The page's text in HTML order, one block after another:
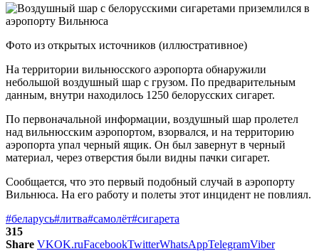
Фото из открытых источников (иллюстративное)
На территории вильнюсского аэропорта обнаружили
небольшой воздушный шар с грузом. По предварительным
данным, внутри находилось 1250 белорусских сигарет.
По первоначальной информации, воздушный шар пролетел
над вильнюсским аэропортом, взорвался, и на территорию
аэропорта упал черный ящик. Он был завернут в черный
материал, через отверстия были видны пачки сигарет.
Сообщается, что это первый подобный случай в аэропорту
Вильнюса. На его работу и полеты этот инцидент не повлиял.
#беларусь#литва#самолёт#сигарета
315
Share VKOK.ruFacebookTwitterWhatsAppTelegramViber